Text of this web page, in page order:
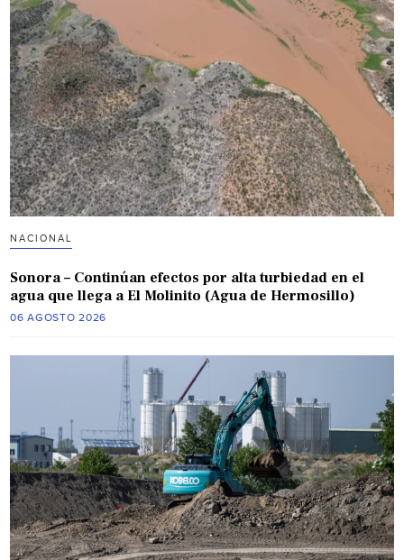
NACIONAL
Sonora – Continúan efectos por alta turbiedad en el
agua que llega a El Molinito (Agua de Hermosillo)
06 AGOSTO 2026